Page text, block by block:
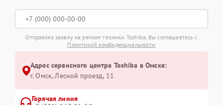
Отправляя заявку на ремонт техники Toshiba, Вы соглашаетесь с
Политикой конфиденциальности
Адрес сервисного центра Toshiba в Омске:
г. Омск, ​Лесной проезд, 11
Горячая линия